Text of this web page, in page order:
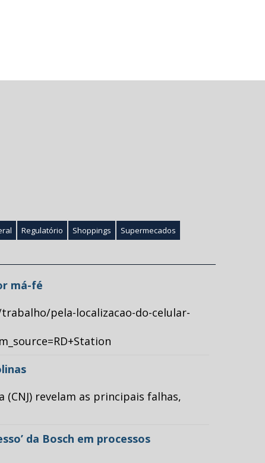
Regulatório Shoppings Supermecados
má-fé
pela-localizacao-do-celular-
revelam as principais falhas,
da Bosch em processos